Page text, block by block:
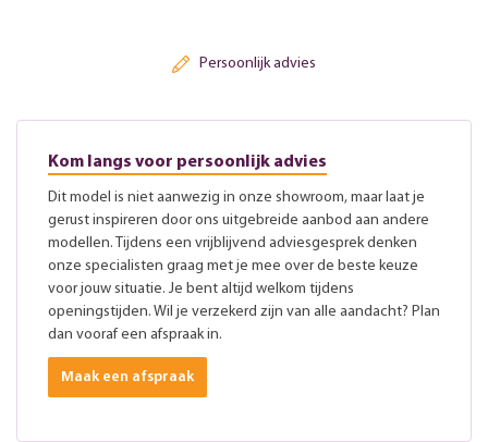
Persoonlijk advies
Kom langs voor persoonlijk advies
Dit model is niet aanwezig in onze showroom, maar laat je
gerust inspireren door ons uitgebreide aanbod aan andere
modellen. Tijdens een vrijblijvend adviesgesprek denken
onze specialisten graag met je mee over de beste keuze
voor jouw situatie. Je bent altijd welkom tijdens
openingstijden. Wil je verzekerd zijn van alle aandacht? Plan
dan vooraf een afspraak in.
Maak een afspraak